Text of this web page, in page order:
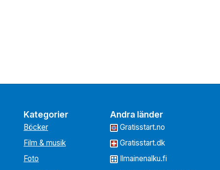
Kategorier
Böcker
Film & musik
Foto
Andra länder
Gratisstart.no
Gratisstart.dk
Ilmainenalku.fi